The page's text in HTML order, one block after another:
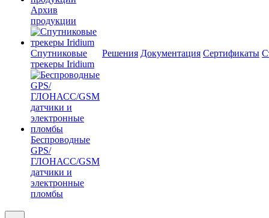
Архив
продукции
Спутниковые
трекеры Iridium
Беспроводные
GPS/
ГЛОНАСС/GSM
датчики и
электронные
пломбы
Решения Документация Сертификаты